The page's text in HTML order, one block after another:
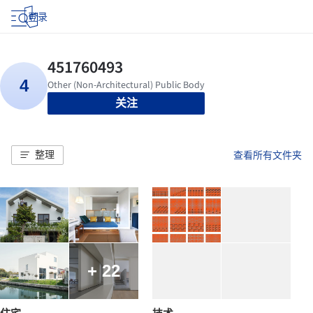
登录
关注
整理 查看所有文件夹
+ 22